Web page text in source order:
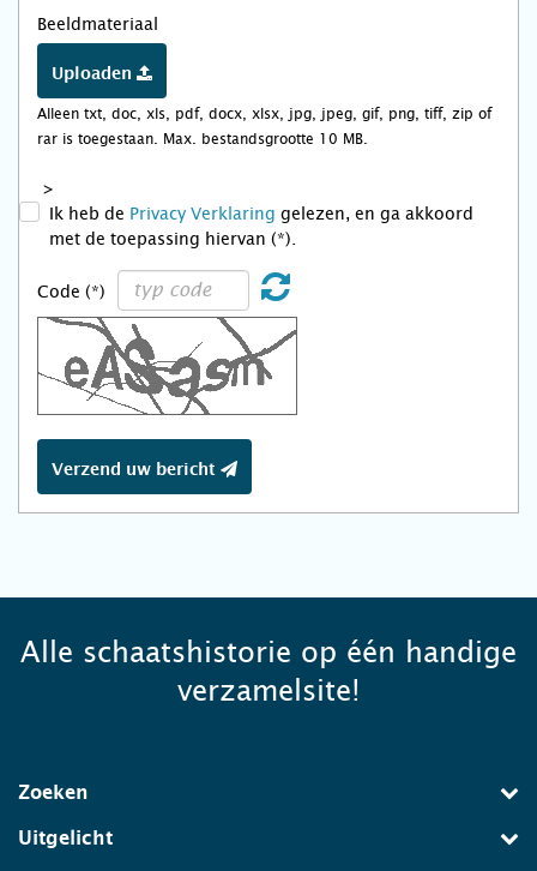
Beeldmateriaal
Uploaden
Alleen txt, doc, xls, pdf, docx, xlsx, jpg, jpeg, gif, png, tiff, zip of
rar is toegestaan. Max. bestandsgrootte 10 MB.
>
Ik heb de Privacy Verklaring gelezen, en ga akkoord
met de toepassing hiervan (*).
Code (*)
Verzend uw bericht
Alle schaatshistorie op één handige
verzamelsite!
Zoeken
Uitgelicht